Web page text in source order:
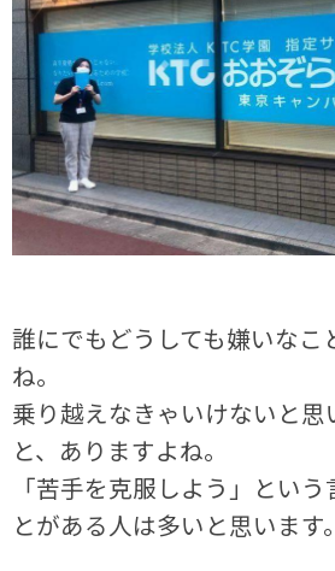
誰にでもどうしても嫌いなこ
ね。
乗り越えなきゃいけないと思
と、ありますよね。
「苦手を克服しよう」とい
とがある人は多いと思います。